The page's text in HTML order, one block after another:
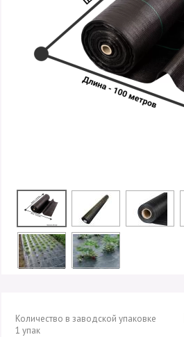
Количество в заводской упаковке
1 упак